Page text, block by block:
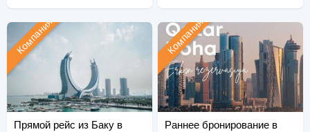
Прямой рейс из Баку в
Компания
Раннее бронирование в
Компания